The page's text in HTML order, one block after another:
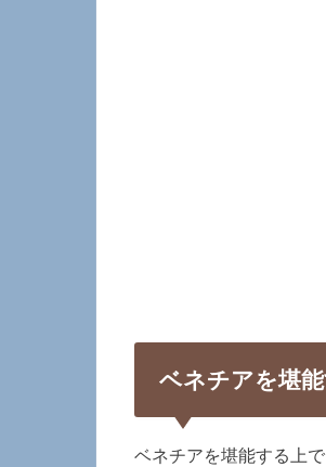
ベネチアを堪
ベネチアを堪能する上